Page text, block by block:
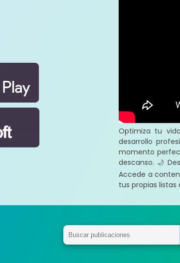
Optimiza tu
desarrollo
momento
descanso. 🌙
Accede a
tus propias listas